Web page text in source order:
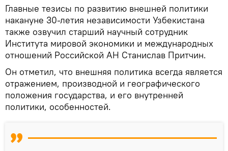
Главные тезисы по развитию внешней политики
накануне 30-летия независимости Узбекистана
также озвучил старший научный сотрудник
Института мировой экономики и международных
отношений Российской АН Станислав Притчин.
Он отметил, что внешняя политика всегда является
отражением, производной и географического
положения государства, и его внутренней
политики, особенностей.